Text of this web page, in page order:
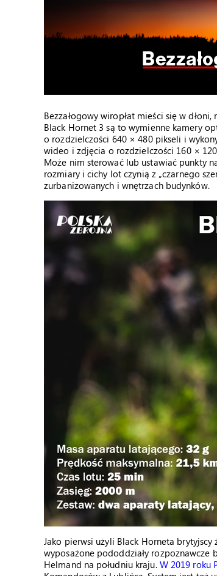
Bezzałogowy wiropłat mieści się w
Black Hornet 3 są to wymienne kamery
o rozdzielczości 640 × 480 pikseli i
wideo i zdjęcia o rozdzielczości 160 ×
Może nim sterować lub ustawiać punkty
rozmiary i cichy lot czynią z „czarnego
zurbanizowanych i wnętrzach budynków.
Jako pierwsi użyli Black Horneta
wyposażone pododdziały
Helmand na południu kraju. W 2019 roku